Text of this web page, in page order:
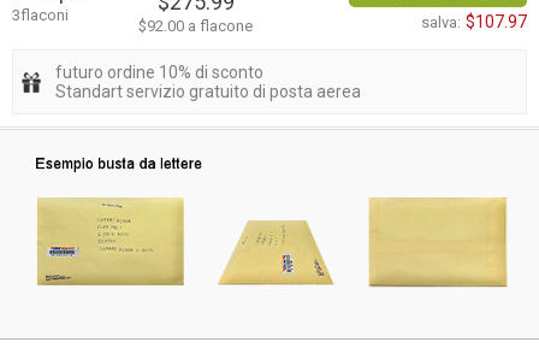
3flaconi
$92.00 a flacone salva: $107.97
futuro ordine 10% di sconto
Standart servizio gratuito di posta aerea